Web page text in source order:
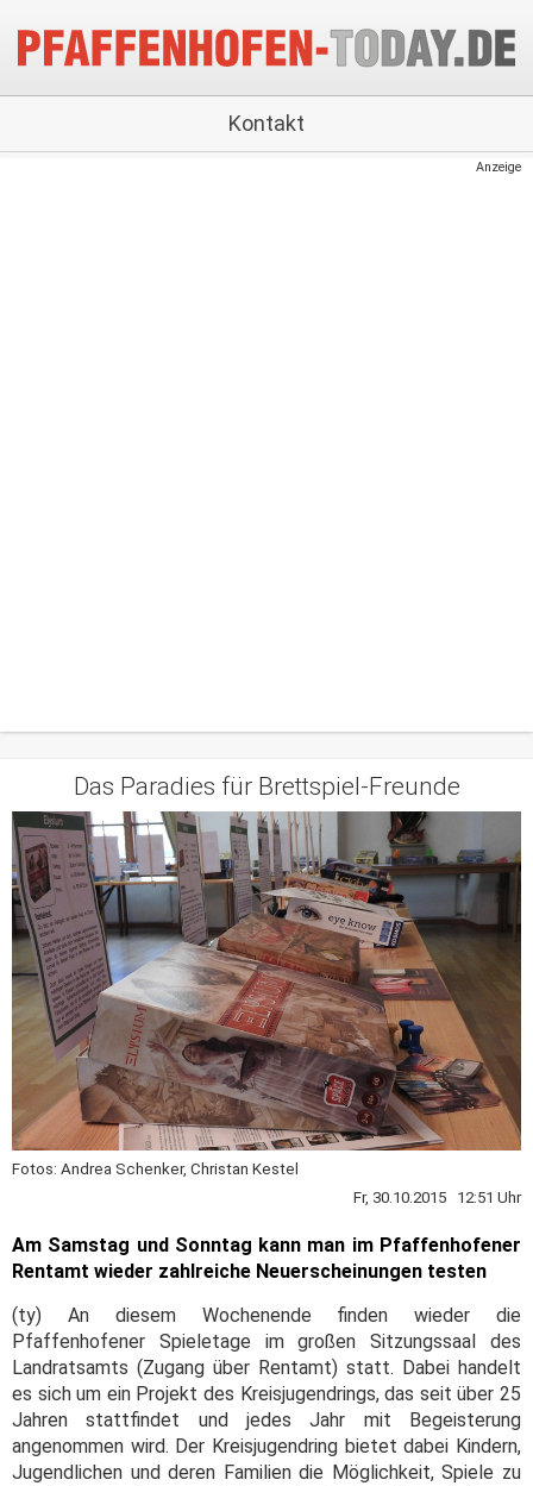
Kontakt
Anzeige
Das Paradies für Brettspiel-Freunde
Fotos: Andrea Schenker, Christan Kestel
Fr, 30.10.2015 12:51 Uhr
Am Samstag und Sonntag kann man im Pfaffenhofener
Rentamt wieder zahlreiche Neuerscheinungen testen
(ty) An diesem Wochenende finden wieder die
Pfaffenhofener Spieletage im großen Sitzungssaal des
Landratsamts (Zugang über Rentamt) statt. Dabei handelt
es sich um ein Projekt des Kreisjugendrings, das seit über 25
Jahren stattfindet und jedes Jahr mit Begeisterung
angenommen wird. Der Kreisjugendring bietet dabei Kindern,
Jugendlichen und deren Familien die Möglichkeit, Spiele zu